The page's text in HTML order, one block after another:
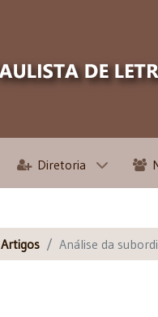
Diretoria
Artigos Análise da